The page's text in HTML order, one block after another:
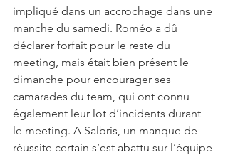
impliqué dans un accrochage dans une
manche du samedi. Roméo a dû
déclarer forfait pour le reste du
meeting, mais était bien présent le
dimanche pour encourager ses
camarades du team, qui ont connu
également leur lot d’incidents durant
le meeting. A Salbris, un manque de
réussite certain s’est abattu sur l’équipe